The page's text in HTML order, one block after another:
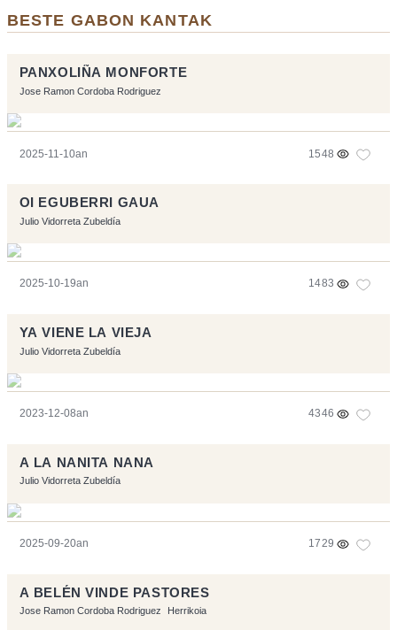
BESTE GABON KANTAK
PANXOLIÑA MONFORTE
Jose Ramon Cordoba Rodriguez
2025-11-10an 1548
OI EGUBERRI GAUA
Julio Vidorreta Zubeldía
2025-10-19an 1483
YA VIENE LA VIEJA
Julio Vidorreta Zubeldía
2023-12-08an 4346
A LA NANITA NANA
Julio Vidorreta Zubeldía
2025-09-20an 1729
A BELÉN VINDE PASTORES
Jose Ramon Cordoba Rodriguez Herrikoia